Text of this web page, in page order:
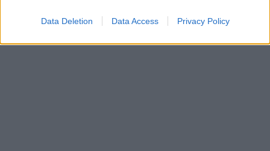
Data Deletion Data Access Privacy Policy